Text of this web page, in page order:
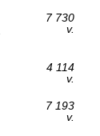
7 730
v.
4 114
v.
7 193
v.